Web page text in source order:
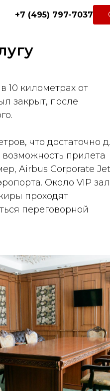
+7 (495) 797-7037
10 километрах от
закрыт, после
что достаточно
прилета
Airbus Corporate
Около VIP
проходят
переговорной